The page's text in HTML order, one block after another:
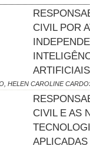
CIVIL POR
ARTIFICIAIS
HELEN CAROLINE
CIVIL E AS